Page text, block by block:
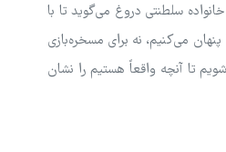
سلطنتی دروغ می‌گوید تا با
می‌کنیم، نه برای مسخره‌بازی
تا آنچه واقعاً هستیم را نشان